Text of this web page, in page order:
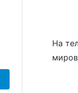
На